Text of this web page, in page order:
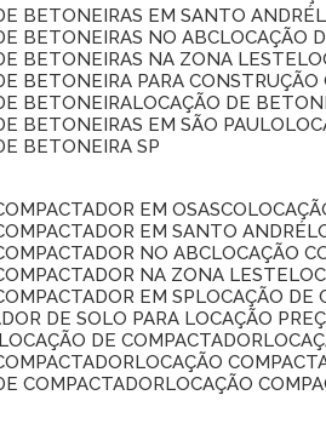
BETONEIRAS EM SANTO ANDRÉ
BETONEIRAS NO ABC LOCAÇÃO
BETONEIRAS NA ZONA LESTE
BETONEIRA PARA CONSTRUÇÃO
BETONEIRA LOCAÇÃO DE
BETONEIRAS EM SÃO PAULO
BETONEIRA SP
EM OSASCO
EM SANTO ANDRÉ
NO ABC LOCAÇÃO
NA ZONA LESTE
EM SP LOCAÇÃO DE
DE SOLO PARA LOCAÇÃO
LOCAÇÃO DE COMPACTADOR
LOCAÇÃO
COMPACTADOR LOCAÇÃO